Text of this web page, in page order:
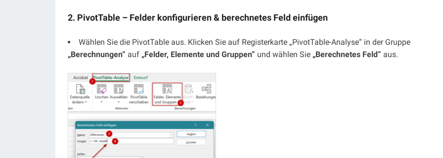
2. PivotTable – Felder konfigurieren & berechnetes Feld einfügen
Wählen Sie die PivotTable aus. Klicken Sie auf Registerkarte „PivotTable-Analyse“ in der Gruppe
„Berechnungen“ auf „Felder, Elemente und Gruppen“ und wählen Sie „Berechnetes Feld“ aus.